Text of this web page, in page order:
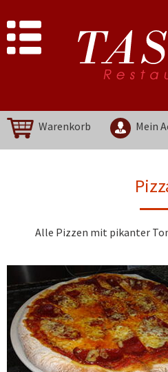
Warenkorb Mein
Alle Pizzen mit pikanter